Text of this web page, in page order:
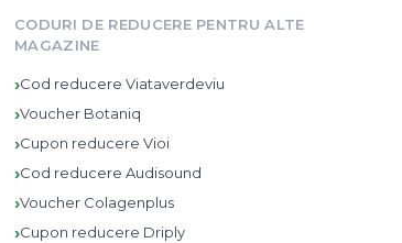
CODURI DE REDUCERE PENTRU ALTE
MAGAZINE
›Cod reducere Viataverdeviu
›Voucher Botaniq
›Cupon reducere Vioi
›Cod reducere Audisound
›Voucher Colagenplus
›Cupon reducere Driply